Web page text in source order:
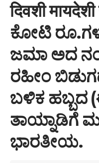
दिवशी
ಕೋಟಿ
ಜಮಾ ಅದ
ರಹೀಂ
ಬಳಿಕ ಹಬ್ಬದ
ತಾಯ್ನಾಡಿಗೆ
ಭಾರತೀಯ.